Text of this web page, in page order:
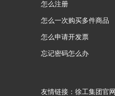
怎么注册
怎么一次购买多件商品
怎么申请开发票
忘记密码怎么办
友情链接： 徐工集团官网